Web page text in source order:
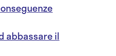
abbassare il